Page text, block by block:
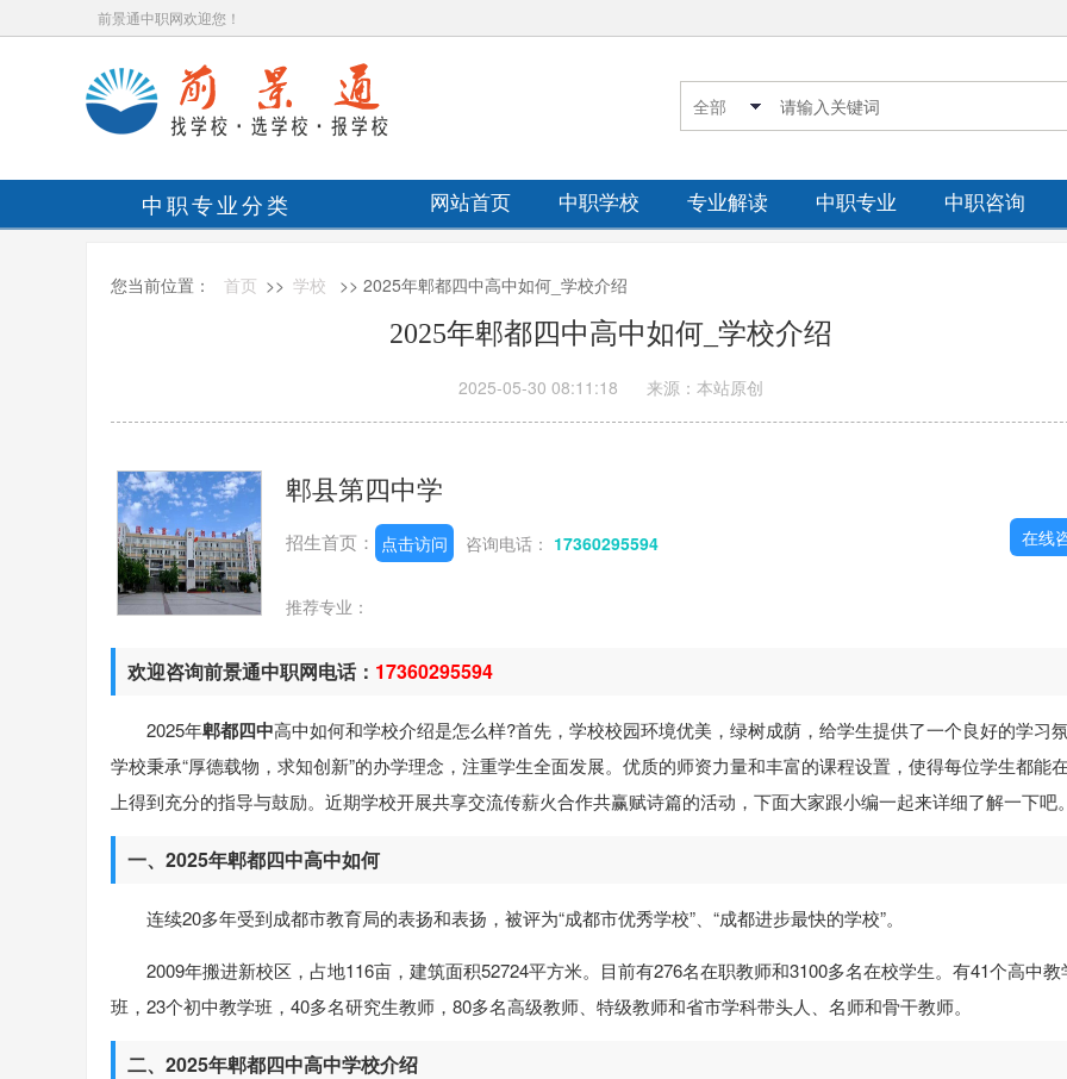
前景通中职网欢迎您！
中职专业分类 网站首页 中职学校 专业解读 中职专业 中职咨询
您当前位置： 首页 >> 学校 >> 2025年郫都四中高中如何_学校介绍
2025年郫都四中高中如何_学校介绍
2025-05-30 08:11:18 来源：本站原创
郫县第四中学
招生首页： 点击访问 咨询电话： 17360295594
推荐专业：
在线
欢迎咨询前景通中职网电话： 17360295594
2025年郫都四中高中如何和学校介绍是怎么样?首先，学校校园环境优美，绿树成荫，给学生提供了一个良好的学习
学校秉承“厚德载物，求知创新”的办学理念，注重学生全面发展。优质的师资力量和丰富的课程设置，使得每位学生都能
上得到充分的指导与鼓励。近期学校开展共享交流传薪火合作共赢赋诗篇的活动，下面大家跟小编一起来详细了解一下吧
一、2025年郫都四中高中如何
连续20多年受到成都市教育局的表扬和表扬，被评为“成都市优秀学校”、“成都进步最快的学校”。
2009年搬进新校区，占地116亩，建筑面积52724平方米。目前有276名在职教师和3100多名在校学生。有41个高中教
班，23个初中教学班，40多名研究生教师，80多名高级教师、特级教师和省市学科带头人、名师和骨干教师。
二、2025年郫都四中高中学校介绍